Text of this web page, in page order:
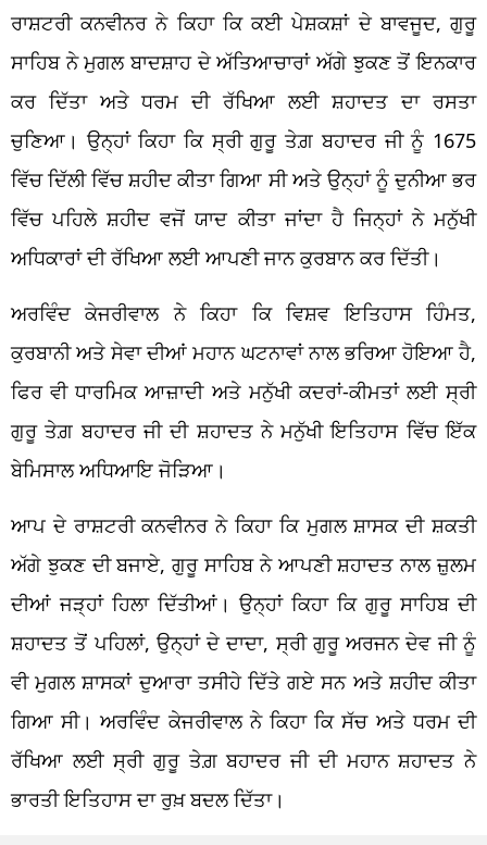
ਰਾਸ਼ਟਰੀ ਕਨਵੀਨਰ ਨੇ ਕਿਹਾ ਕਿ ਕਈ ਪੇਸ਼ਕਸ਼ਾਂ ਦੇ ਬਾਵਜੂਦ, ਗੁਰੂ
ਸਾਹਿਬ ਨੇ ਮੁਗਲ ਬਾਦਸ਼ਾਹ ਦੇ ਅੱਤਿਆਚਾਰਾਂ ਅੱਗੇ ਝੁਕਣ ਤੋਂ ਇਨਕਾਰ
ਕਰ ਦਿੱਤਾ ਅਤੇ ਧਰਮ ਦੀ ਰੱਖਿਆ ਲਈ ਸ਼ਹਾਦਤ ਦਾ ਰਸਤਾ
ਚੁਣਿਆ। ਉਨ੍ਹਾਂ ਕਿਹਾ ਕਿ ਸ੍ਰੀ ਗੁਰੂ ਤੇਗ਼ ਬਹਾਦਰ ਜੀ ਨੂੰ 1675
ਵਿੱਚ ਦਿੱਲੀ ਵਿੱਚ ਸ਼ਹੀਦ ਕੀਤਾ ਗਿਆ ਸੀ ਅਤੇ ਉਨ੍ਹਾਂ ਨੂੰ ਦੁਨੀਆ ਭਰ
ਵਿੱਚ ਪਹਿਲੇ ਸ਼ਹੀਦ ਵਜੋਂ ਯਾਦ ਕੀਤਾ ਜਾਂਦਾ ਹੈ ਜਿਨ੍ਹਾਂ ਨੇ ਮਨੁੱਖੀ
ਅਧਿਕਾਰਾਂ ਦੀ ਰੱਖਿਆ ਲਈ ਆਪਣੀ ਜਾਨ ਕੁਰਬਾਨ ਕਰ ਦਿੱਤੀ।
ਅਰਵਿੰਦ ਕੇਜਰੀਵਾਲ ਨੇ ਕਿਹਾ ਕਿ ਵਿਸ਼ਵ ਇਤਿਹਾਸ ਹਿੰਮਤ,
ਕੁਰਬਾਨੀ ਅਤੇ ਸੇਵਾ ਦੀਆਂ ਮਹਾਨ ਘਟਨਾਵਾਂ ਨਾਲ ਭਰਿਆ ਹੋਇਆ ਹੈ,
ਫਿਰ ਵੀ ਧਾਰਮਿਕ ਆਜ਼ਾਦੀ ਅਤੇ ਮਨੁੱਖੀ ਕਦਰਾਂ-ਕੀਮਤਾਂ ਲਈ ਸ੍ਰੀ
ਗੁਰੂ ਤੇਗ਼ ਬਹਾਦਰ ਜੀ ਦੀ ਸ਼ਹਾਦਤ ਨੇ ਮਨੁੱਖੀ ਇਤਿਹਾਸ ਵਿੱਚ ਇੱਕ
ਬੇਮਿਸਾਲ ਅਧਿਆਇ ਜੋੜਿਆ।
ਆਪ ਦੇ ਰਾਸ਼ਟਰੀ ਕਨਵੀਨਰ ਨੇ ਕਿਹਾ ਕਿ ਮੁਗਲ ਸ਼ਾਸਕ ਦੀ ਸ਼ਕਤੀ
ਅੱਗੇ ਝੁਕਣ ਦੀ ਬਜਾਏ, ਗੁਰੂ ਸਾਹਿਬ ਨੇ ਆਪਣੀ ਸ਼ਹਾਦਤ ਨਾਲ ਜ਼ੁਲਮ
ਦੀਆਂ ਜੜ੍ਹਾਂ ਹਿਲਾ ਦਿੱਤੀਆਂ। ਉਨ੍ਹਾਂ ਕਿਹਾ ਕਿ ਗੁਰੂ ਸਾਹਿਬ ਦੀ
ਸ਼ਹਾਦਤ ਤੋਂ ਪਹਿਲਾਂ, ਉਨ੍ਹਾਂ ਦੇ ਦਾਦਾ, ਸ੍ਰੀ ਗੁਰੂ ਅਰਜਨ ਦੇਵ ਜੀ ਨੂੰ
ਵੀ ਮੁਗਲ ਸ਼ਾਸਕਾਂ ਦੁਆਰਾ ਤਸੀਹੇ ਦਿੱਤੇ ਗਏ ਸਨ ਅਤੇ ਸ਼ਹੀਦ ਕੀਤਾ
ਗਿਆ ਸੀ। ਅਰਵਿੰਦ ਕੇਜਰੀਵਾਲ ਨੇ ਕਿਹਾ ਕਿ ਸੱਚ ਅਤੇ ਧਰਮ ਦੀ
ਰੱਖਿਆ ਲਈ ਸ੍ਰੀ ਗੁਰੂ ਤੇਗ਼ ਬਹਾਦਰ ਜੀ ਦੀ ਮਹਾਨ ਸ਼ਹਾਦਤ ਨੇ
ਭਾਰਤੀ ਇਤਿਹਾਸ ਦਾ ਰੁਖ਼ ਬਦਲ ਦਿੱਤਾ।